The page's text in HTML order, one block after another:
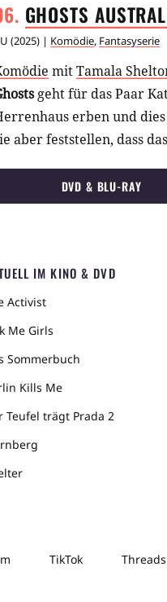
GHOSTS
(2025) | Komödie, Fantasyserie
mitTamala
geht für das Paar
erben und
aber feststellen, dass
DVD & BLU-RAY
IM KINO & DVD
Activist
Me Girls
Sommerbuch
Kills Me
Teufel trägt Prada 2
TikTok Threads